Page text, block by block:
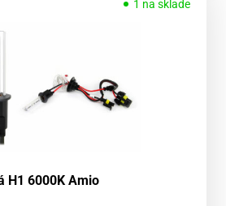
1 na sklade
H1 6000K Amio